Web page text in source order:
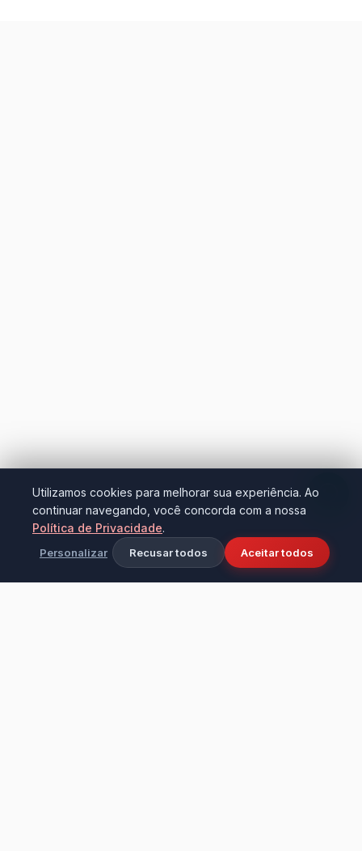
Utilizamos cookies para melhorar sua experiência. Ao
continuar navegando, você concorda com a nossa
Política de Privacidade.
Personalizar Recusar todos Aceitar todos